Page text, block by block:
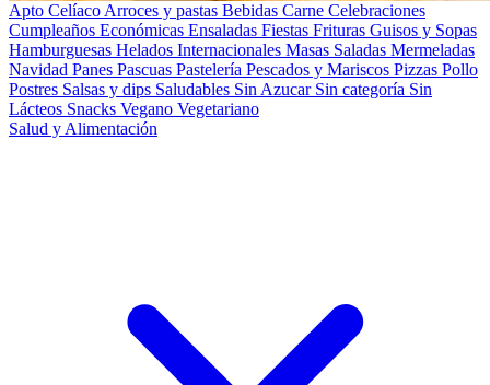
Apto Celíaco Arroces y pastas Bebidas Carne Celebraciones
Cumpleaños Económicas Ensaladas Fiestas Frituras Guisos y Sopas
Hamburguesas Helados Internacionales Masas Saladas Mermeladas
Navidad Panes Pascuas Pastelería Pescados y Mariscos Pizzas Pollo
Postres Salsas y dips Saludables Sin Azucar Sin categoría Sin
Lácteos Snacks Vegano Vegetariano
Salud y Alimentación